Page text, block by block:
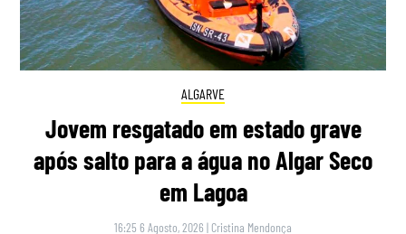
ALGARVE
Jovem resgatado em estado grave
após salto para a água no Algar Seco
em Lagoa
16:25 6 Agosto, 2026 | Cristina Mendonça